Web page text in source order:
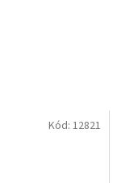
Kód:12821